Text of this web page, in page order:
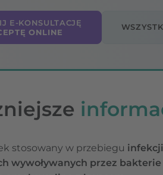
E-KONSULTACJĘ
ONLINE
stosowany w przebiegu infekcji
wywoływanych przez bakterie